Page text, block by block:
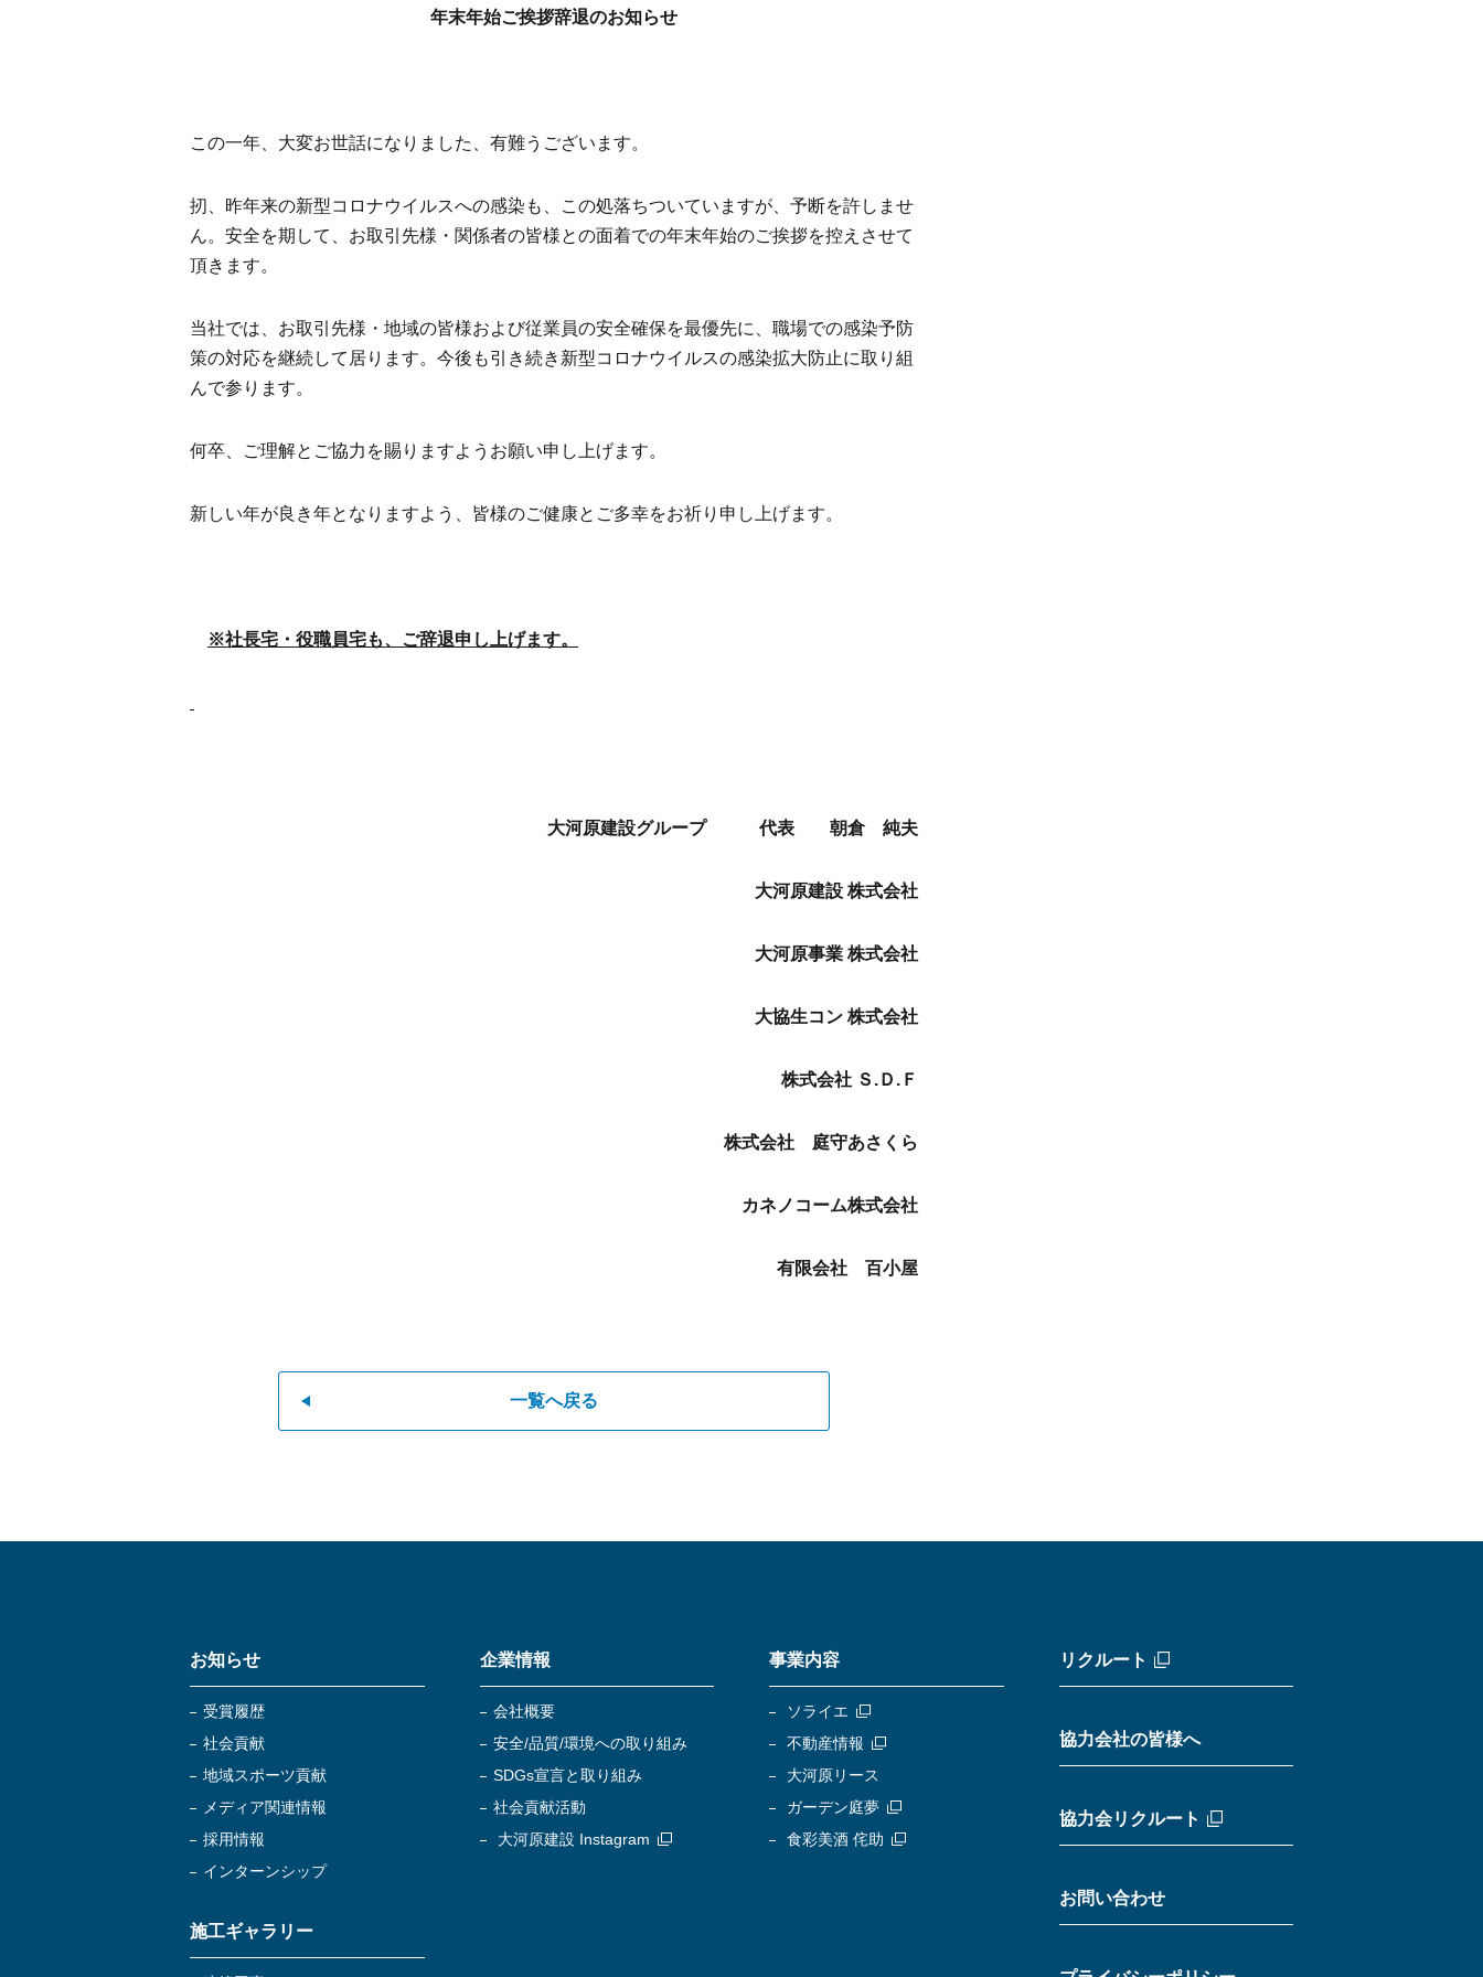
年末年始ご挨拶辞退のお知らせ
この一年、大変お世話になりました、有難うございます。
扨、昨年来の新型コロナウイルスへの感染も、この処落ちついていますが、予断を許しませ
ん。安全を期して、お取引先様・関係者の皆様との面着での年末年始のご挨拶を控えさせて
頂きます。
当社では、お取引先様・地域の皆様および従業員の安全確保を最優先に、職場での感染予防
策の対応を継続して居ります。今後も引き続き新型コロナウイルスの感染拡大防止に取り組
んで参ります。
何卒、ご理解とご協力を賜りますようお願い申し上げます。
新しい年が良き年となりますよう、皆様のご健康とご多幸をお祈り申し上げます。
※社長宅・役職員宅も、ご辞退申し上げます。
大河原建設グループ 代表 朝倉 純夫
大河原建設 株式会社
大河原事業 株式会社
大協生コン 株式会社
株式会社 Ｓ .Ｄ . Ｆ
株式会社 庭守あさくら
カネノコーム株式会社
有限会社 百小屋
一覧へ戻る
お知らせ
受賞履歴
社会貢献
地域スポーツ貢献
メディア関連情報
採用情報
インターンシップ
施工ギャラリー
企業情報
会社概要
安全/品質/環境への取り組み
SDGs宣言と取り組み
社会貢献活動
大河原建設 Instagram
事業内容
ソライエ
不動産情報
大河原リース
ガーデン庭夢
食彩美酒 侘助
リクルート
協力会社の皆様へ
協力会リクルート
お問い合わせ